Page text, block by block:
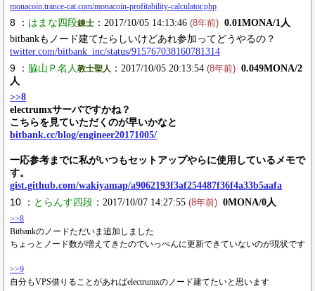
monacoin.trance-cat.com/monacoin-profitability-calculator.php
8 ： はまな四段錬士 ：2017/10/05 14:13:46 (8年前) 0.01MONA/1人
bitbankもノード建てたらしいけどあれ参加ってどうやるの？
twitter.com/bitbank_inc/status/915767038160781314
9 ： 脇山Ｐ名人 教士聖人 ：2017/10/05 20:13:54 (8年前) 0.049MONA/2
人
>>8
electrumxサーバですかね？
こちらを見ていただくのが早いかなと
bitbank.cc/blog/engineer20171005/
一応参考までに私がいつもセットアップやらに使用しているメモで
す。
gist.github.com/wakiyamap/a9062193f3af254487f36f4a33b5aafa
10 ： とらんす四段 ：2017/10/07 14:27:55 (8年前) 0MONA/0人
>>8
Bitbankのノードただいま追加しました
ちょっとノード数が増えてきたのでいっぺんに更新できていないのが現状です
>>9
自分もVPS借りることがあればelectrumxのノード建てたいと思います